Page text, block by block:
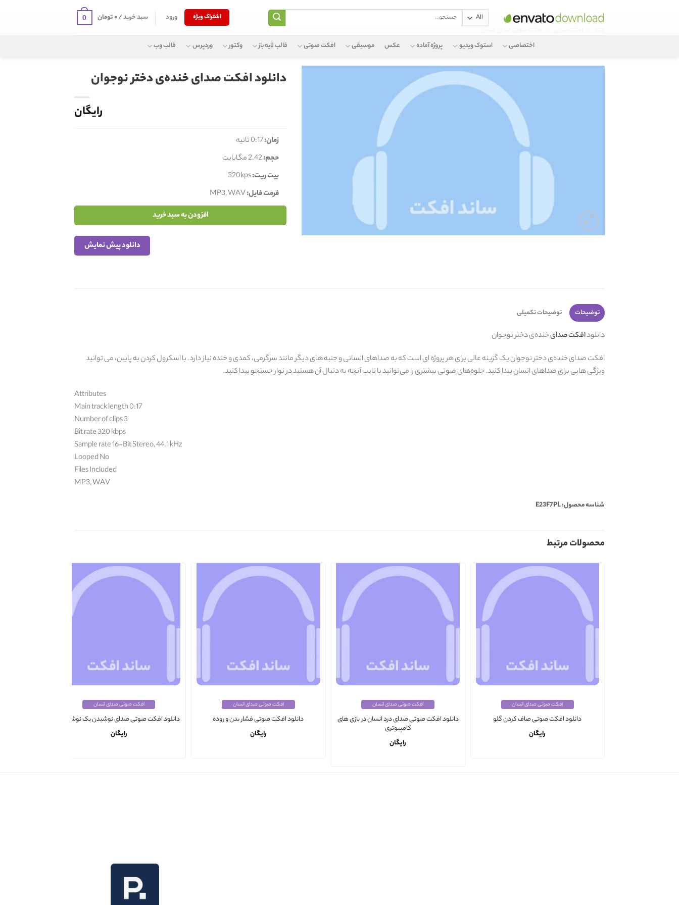
برای:
اشتراک ویژه ورود سبد خرید /۰تومان 0
اختصاصی استوک ویدیو پروژه آماده عکس موسیقی افکت صوتی قالب لایه باز وکتور وردپرس قالب وب
دانلود افکت صدای خنده‌ی دختر نوجوان
رایگان
زمان:0:17 ثانیه
حجم:2.42 مگابایت
بیت ریت:320kps
فرمت فایل:MP3, WAV
افزودن به سبد خرید
دانلود پیش نمایش
توضیحات توضیحات تکمیلی
دانلودافکت صدایخنده‌ی دختر نوجوان
افکت صدای خنده‌ی دختر نوجوان یک گزینه عالی برای هر پروژه ای است که به صداهای انسانی و جنبه های دیگر مانند سرگرمی، کمدی و خنده نیاز دارد. با اسکرول کردن به پایین، می توانید
ویژگی هایی برای صداهای انسان پیدا کنید. جلوه‌های صوتی بیشتری را می‌توانید با تایپ آنچه به دنبال آن هستید در نوار جستجو پیدا کنید.
Attributes
Main track length 0:17
Number of clips 3
Bit rate 320 kbps
Sample rate 16-Bit Stereo, 44.1 kHz
Looped No
Files Included
MP3, WAV
شناسه محصول: E23F7PL
محصولات مرتبط
افکت صوتی صدای انسان
دانلود افکت صوتی صاف کردن گلو
رایگان
افکت صوتی صدای انسان
دانلود افکت صوتی صدای درد انسان در بازی‌ های
کامپیوتری
رایگان
افکت صوتی صدای انسان
دانلود افکت صوتی فشار بدن و روده
رایگان
افکت صوتی صدای انسان
دانلود افکت صوتی صدای نوشیدن یک نوشیدنی
رایگان